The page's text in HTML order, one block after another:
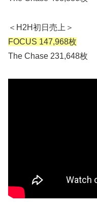
＜H2H初日売上＞
FOCUS 147,968枚
The Chase 231,648枚